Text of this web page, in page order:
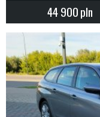
44 900pln